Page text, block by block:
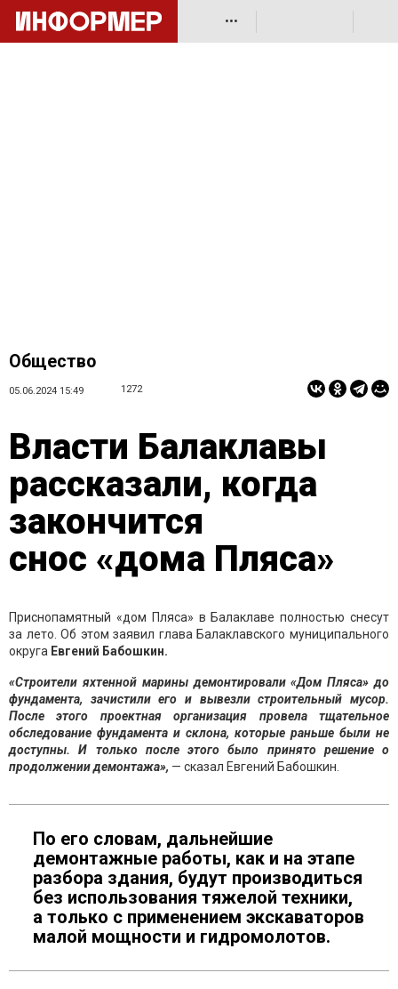
•••
Общество
05.06.2024 15:49 1272
Власти Балаклавы
рассказали, когда
закончится
снос «дома Пляса»
Приснопамятный «дом Пляса» в Балаклаве полностью снесут
за лето. Об этом заявил глава Балаклавского муниципального
округа Евгений Бабошкин.
«Строители яхтенной марины демонтировали «Дом Пляса» до
фундамента, зачистили его и вывезли строительный мусор.
После этого проектная организация провела тщательное
обследование фундамента и склона, которые раньше были не
доступны. И только после этого было принято решение о
продолжении демонтажа», — сказал Евгений Бабошкин.
По его словам, дальнейшие
демонтажные работы, как и на этапе
разбора здания, будут производиться
без использования тяжелой техники,
а только с применением экскаваторов
малой мощности и гидромолотов.